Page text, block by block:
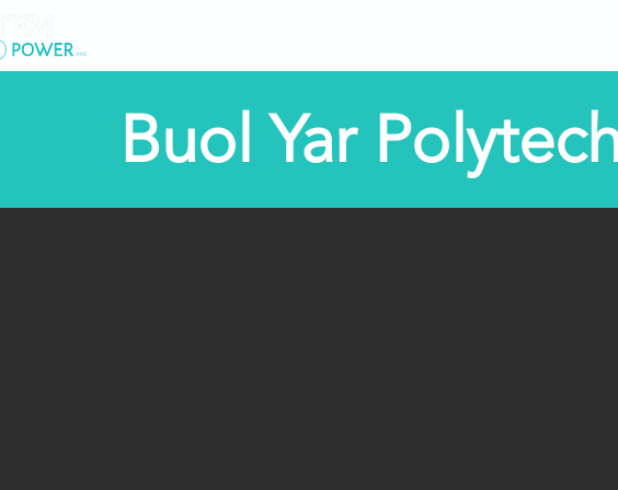
Buol Yar